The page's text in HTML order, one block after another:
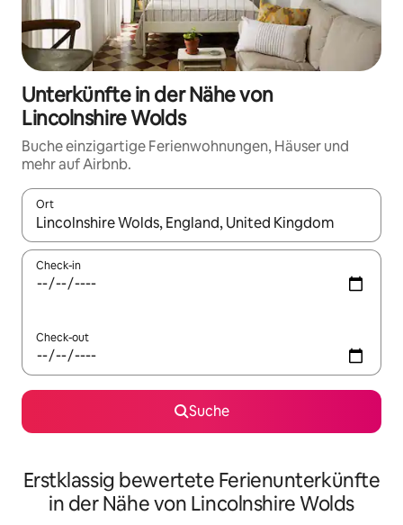
Unterkünfte in der Nähe von
Lincolnshire Wolds
Buche einzigartige Ferienwohnungen, Häuser und
mehr auf Airbnb.
Ort
Wenn Ergebnisse verfügbar sind, navigiere mit den
Check-in
Check-out
Suche
Erstklassig bewertete Ferienunterkünfte
in der Nähe von Lincolnshire Wolds